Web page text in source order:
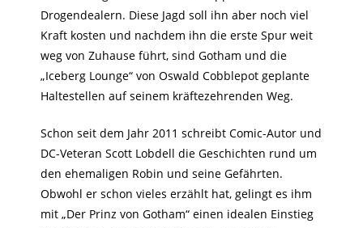
Drogendealern. Diese Jagd soll ihn aber noch viel
Kraft kosten und nachdem ihn die erste Spur weit
weg von Zuhause führt, sind Gotham und die
„Iceberg Lounge“ von Oswald Cobblepot geplante
Haltestellen auf seinem kräftezehrenden Weg.
Schon seit dem Jahr 2011 schreibt Comic-Autor und
DC-Veteran Scott Lobdell die Geschichten rund um
den ehemaligen Robin und seine Gefährten.
Obwohl er schon vieles erzählt hat, gelingt es ihm
mit „Der Prinz von Gotham“ einen idealen Einstieg